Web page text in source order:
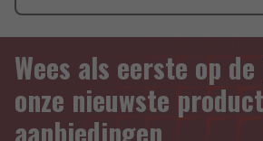
Wees als eerste op
onze nieuwste
aanbiedingen